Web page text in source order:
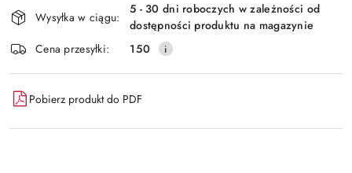
dostawa
Wysyłka w ciągu:
5 - 30 dni roboczych w zależności od
dostępności produktu na magazynie
Cena przesyłki:
150
Pobierz produkt do PDF